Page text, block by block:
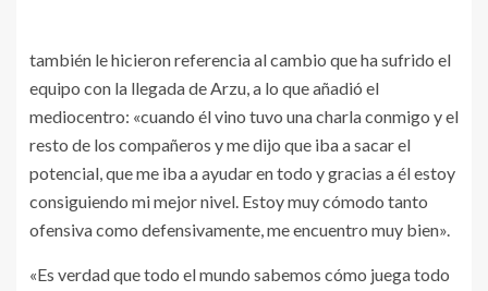
también le hicieron referencia al cambio que ha sufrido el
equipo con la llegada de Arzu, a lo que añadió el
mediocentro: «cuando él vino tuvo una charla conmigo y el
resto de los compañeros y me dijo que iba a sacar el
potencial, que me iba a ayudar en todo y gracias a él estoy
consiguiendo mi mejor nivel. Estoy muy cómodo tanto
ofensiva como defensivamente, me encuentro muy bien».
«Es verdad que todo el mundo sabemos cómo juega todo